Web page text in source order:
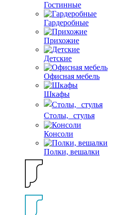
Гостинные
Гардеробные
Прихожие
Детские
Офисная мебель
Шкафы
Столы, стулья
Консоли
Полки, вешалки